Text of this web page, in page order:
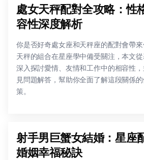
處女天秤配對全攻略：性
容性深度解析
你是否好奇處女座和天秤座的配對會帶
天秤的組合在星座學中備受關注，本文從
深入探討愛情、友情和工作中的相容性
見問題解答，幫助你全面了解這段關係
策。
射手男巨蟹女結婚：星座
婚姻幸福秘訣